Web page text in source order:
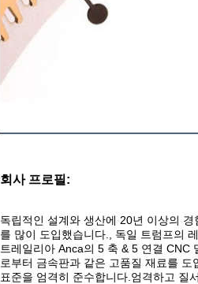
회사 프로필:
독립적인 설계와 생산에 20년 이상의
를 많이 도입했습니다., 독일 트럼프의
트레일리아 Anca의 5 축 & 5 연결 CNC
로부터 금속판과 같은 고품질 재료를
표준을 엄격히 준수합니다.엄격하고 질